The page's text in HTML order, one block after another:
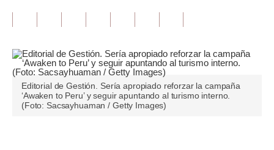
Finanzas Personales
Inmobiliarias
Editorial de Gestión. Sería apropiado reforzar la campaña
‘Awaken to Peru’ y seguir apuntando al turismo interno.
(Foto: Sacsayhuaman / Getty Images)